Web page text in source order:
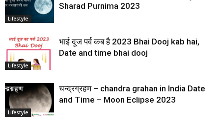
Lifestyle
Sharad Purnima 2023
Lifestyle
भाई दूज पर्व कब है 2023 Bhai Dooj kab hai,
Date and time bhai dooj
Lifestyle
चन्द्रग्रहण – chandra grahan in India Date
and Time – Moon Eclipse 2023